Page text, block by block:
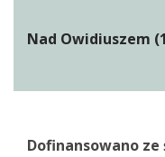
Nad Owidiuszem
Dofinansowano